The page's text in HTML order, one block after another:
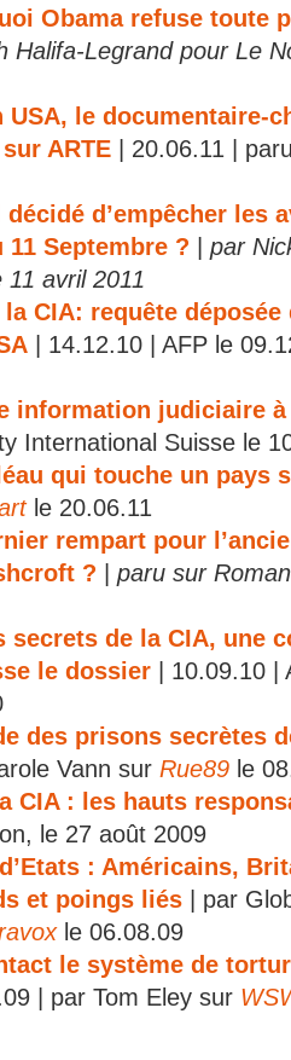
Obama refuse toute
Halifa-Legrand pour Le
USA, le documentaire-
ARTE | 20.06.11 |
d’empêcher les
11 Septembre ?
par
avril 2011
CIA: requête déposée
| 14.12.10 | AFP le
information judiciaire à
International Suisse le
qui touche un pays
le 20.06.11
rempart pour
?
paru sur
secrets de la CIA, une
le dossier | 10.09.10
des prisons secrètes
Vann sur Rue89 le
CIA : les hauts
le 27 août 2009
: Américains,
et poings liés | par
le 06.08.09
le système de
| par Tom Eley sur